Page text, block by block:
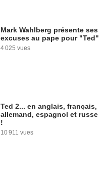
Mark Wahlberg présente ses
excuses au pape pour "Ted"
4 025 vues
Ted 2... en anglais, français,
allemand, espagnol et russe
!
10 911 vues